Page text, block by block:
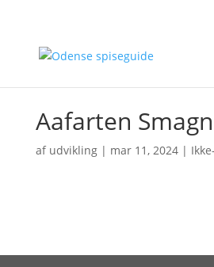
Aafarten
af udvikling| mar 11, 2024|